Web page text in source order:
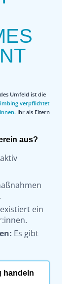
Umfeld ist die
verpflichtet
Ihr als Eltern
aus?
ein
Es gibt
handeln